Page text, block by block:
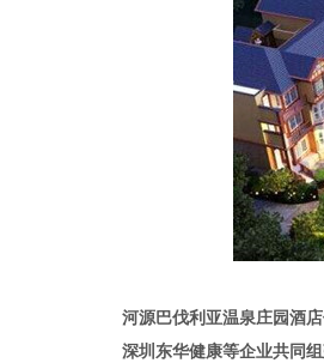
河源巴伐利亚温泉庄园酒
深圳东华健康等企业共同